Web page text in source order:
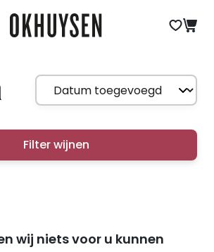
Filter wijnen
wij niets voor u kunnen